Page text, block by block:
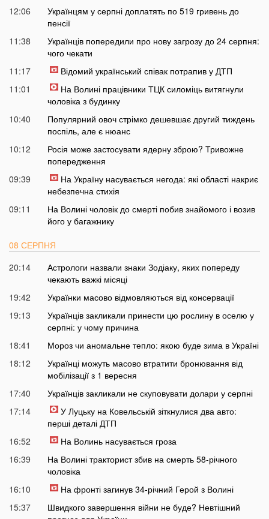
12:06
Українцям у серпні доплатять по 519 гривень до
пенсії
11:38
Українців попередили про нову загрозу до 24 серпня:
чого чекати
11:17
Відомий український співак потрапив у ДТП
11:01
На Волині працівники ТЦК силоміць витягнули
чоловіка з будинку
10:40
Популярний овоч стрімко дешевшає другий тиждень
поспіль, але є нюанс
10:12
Росія може застосувати ядерну зброю? Тривожне
попередження
09:39
На Україну насувається негода: які області накриє
небезпечна стихія
09:11
На Волині чоловік до смерті побив знайомого і возив
його у багажнику
08 СЕРПНЯ
20:14
Астрологи назвали знаки Зодіаку, яких попереду
чекають важкі місяці
19:42
Українки масово відмовляються від консервації
19:13
Українців закликали принести цю рослину в оселю у
серпні: у чому причина
18:41
Мороз чи аномальне тепло: якою буде зима в Україні
18:12
Українці можуть масово втратити бронювання від
мобілізації з 1 вересня
17:40
Українців закликали не скуповувати долари у серпні
17:14
У Луцьку на Ковельській зіткнулися два авто:
перші деталі ДТП
16:52
На Волинь насувається гроза
16:39
На Волині тракторист збив на смерть 58-річного
чоловіка
16:10
На фронті загинув 34-річний Герой з Волині
15:37
Швидкого завершення війни не буде? Невтішний